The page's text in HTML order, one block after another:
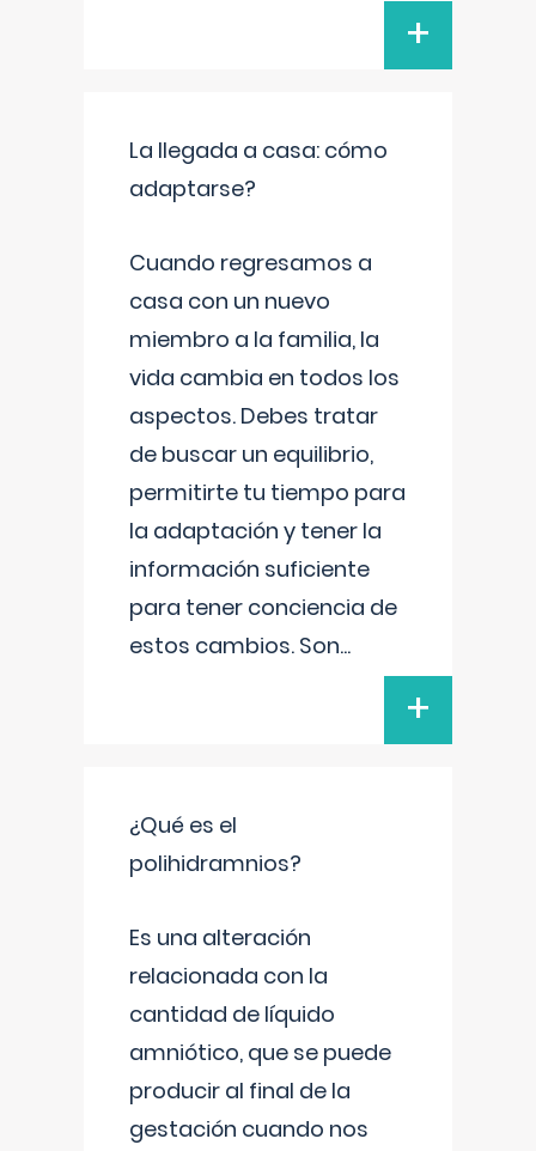
+
La llegada a casa: cómo
adaptarse?
Cuando regresamos a
casa con un nuevo
miembro a la familia, la
vida cambia en todos los
aspectos. Debes tratar
de buscar un equilibrio,
permitirte tu tiempo para
la adaptación y tener la
información suficiente
para tener conciencia de
estos cambios. Son...
+
¿Qué es el
polihidramnios?
Es una alteración
relacionada con la
cantidad de líquido
amniótico, que se puede
producir al final de la
gestación cuando nos